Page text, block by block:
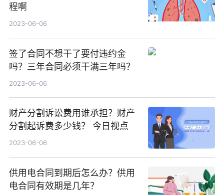
程啊
2023-06-06
签了合同不想干了要付违约金
吗？三年合同必须干满三年吗？
2023-06-06
财产分割诉讼费用谁承担？财产
分割起诉费多少钱？ 今日视点
2023-06-06
供用电合同到期后怎么办？供用
电合同有效期是几年？